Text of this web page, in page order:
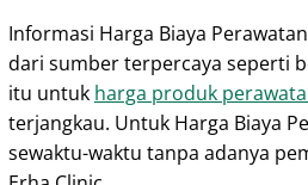
Informasi Harga Biaya
dari sumber terpercaya seperti
itu untuk harga produk
terjangkau. Untuk Harga Biaya
sewaktu-waktu tanpa adanya